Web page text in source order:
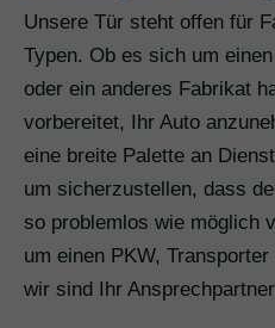
Unsere Tür steht offen für
Typen. Ob es sich um
oder ein anderes Fabrikat
vorbereitet, Ihr Auto
eine breite Palette an
um sicherzustellen, dass
so problemlos wie möglich
um einen PKW,
wir sind Ihr